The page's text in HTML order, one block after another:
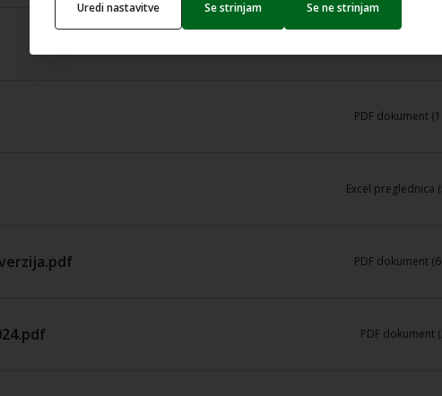
PDF dokument
Excel preglednica
PDF dokument
PDF dokument
Uredi nastavitve Se strinjam Se ne strinjam